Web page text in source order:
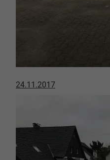
24.11.2017